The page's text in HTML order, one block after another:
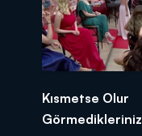
Kısmetse Olur
Görmedikleriniz